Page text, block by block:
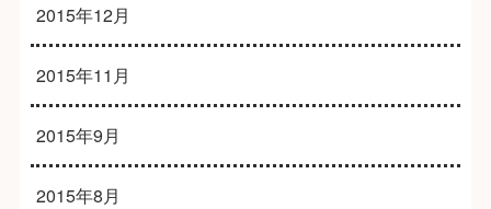
2015年12月
2015年11月
2015年9月
2015年8月